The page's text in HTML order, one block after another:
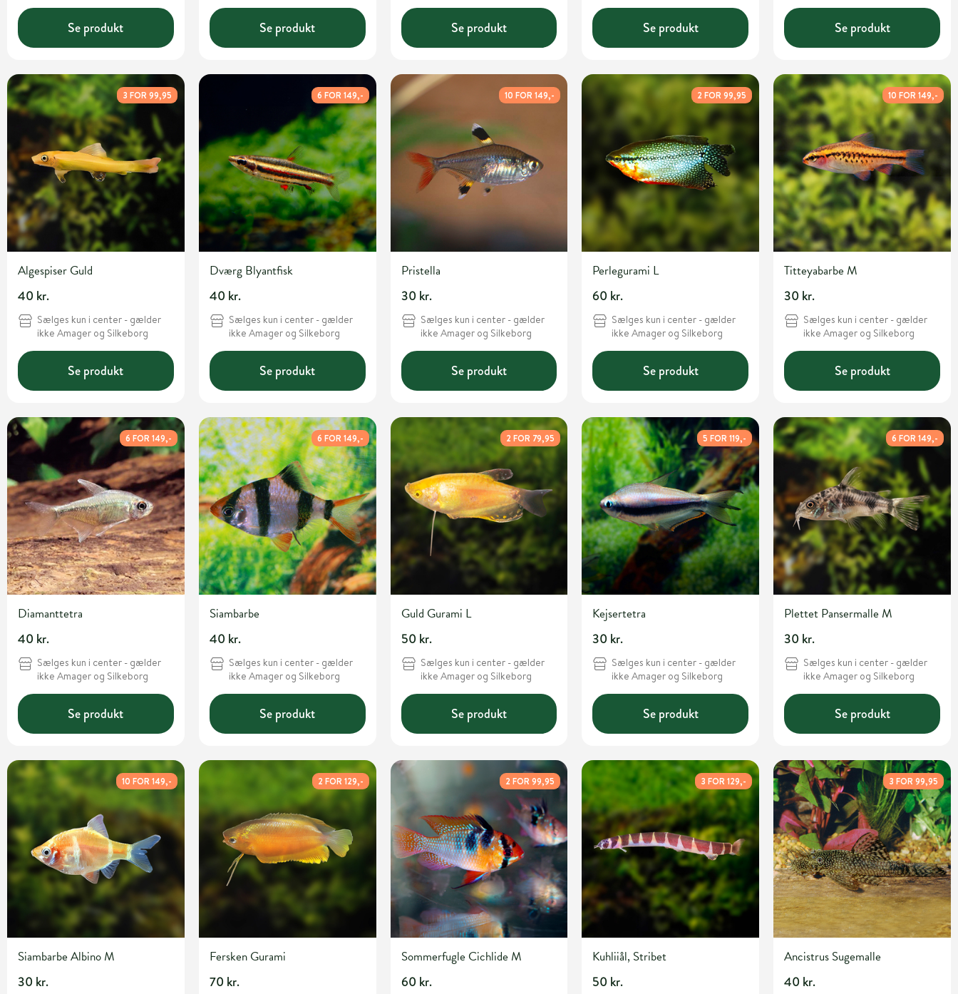
Se produkt Se produkt Se produkt Se produkt Se produkt
3 FOR 99,95
Algespiser Guld
40 kr.
Sælges kun i center - gælder
ikke Amager og Silkeborg
Se produkt
6 FOR 149,-
Dværg Blyantfisk
40 kr.
Sælges kun i center - gælder
ikke Amager og Silkeborg
Se produkt
10 FOR 149,-
Pristella
30 kr.
Sælges kun i center - gælder
ikke Amager og Silkeborg
Se produkt
2 FOR 99,95
Perlegurami L
60 kr.
Sælges kun i center - gælder
ikke Amager og Silkeborg
Se produkt
10 FOR 149,-
Titteyabarbe M
30 kr.
Sælges kun i center - gælder
ikke Amager og Silkeborg
Se produkt
6 FOR 149,-
Diamanttetra
40 kr.
Sælges kun i center - gælder
ikke Amager og Silkeborg
Se produkt
6 FOR 149,-
Siambarbe
40 kr.
Sælges kun i center - gælder
ikke Amager og Silkeborg
Se produkt
2 FOR 79,95
Guld Gurami L
50 kr.
Sælges kun i center - gælder
ikke Amager og Silkeborg
Se produkt
5 FOR 119,-
Kejsertetra
30 kr.
Sælges kun i center - gælder
ikke Amager og Silkeborg
Se produkt
6 FOR 149,-
Plettet Pansermalle M
30 kr.
Sælges kun i center - gælder
ikke Amager og Silkeborg
Se produkt
10 FOR 149,-
Siambarbe Albino M
30 kr.
2 FOR 129,-
Fersken Gurami
70 kr.
2 FOR 99,95
Sommerfugle Cichlide M
60 kr.
3 FOR 129,-
Kuhliiål, Stribet
50 kr.
3 FOR 99,95
Ancistrus Sugemalle
40 kr.